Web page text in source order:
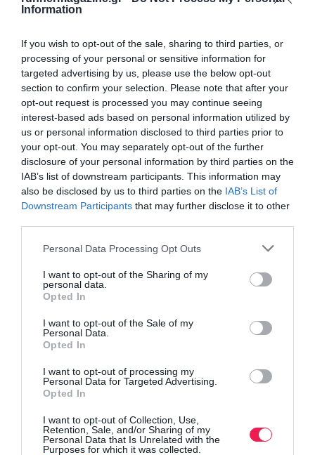
Information
If you wish to opt-out of the sale, sharing to third parties, or
processing of your personal or sensitive information for
targeted advertising by us, please use the below opt-out
section to confirm your selection. Please note that after your
opt-out request is processed you may continue seeing
interest-based ads based on personal information utilized by
us or personal information disclosed to third parties prior to
your opt-out. You may separately opt-out of the further
disclosure of your personal information by third parties on the
IAB’s list of downstream participants. This information may
also be disclosed by us to third parties on the IAB’s List of
Downstream Participants that may further disclose it to other
Personal Data Processing Opt Outs
I want to opt-out of the Sharing of my
personal data.
Opted In
I want to opt-out of the Sale of my
Personal Data.
Opted In
I want to opt-out of processing my
Personal Data for Targeted Advertising.
Opted In
I want to opt-out of Collection, Use,
Retention, Sale, and/or Sharing of my
Personal Data that Is Unrelated with the
Purposes for which it was collected.
Γίνε Συνδρομητής
Βρες το RUNNER!